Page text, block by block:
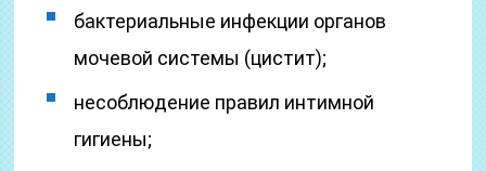
бактериальные инфекции органов
мочевой системы (цистит);
несоблюдение правил интимной
гигиены;